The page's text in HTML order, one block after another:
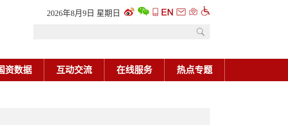
2026年8月9日 星期日
资数据 互动交流 在线服务 热点专题